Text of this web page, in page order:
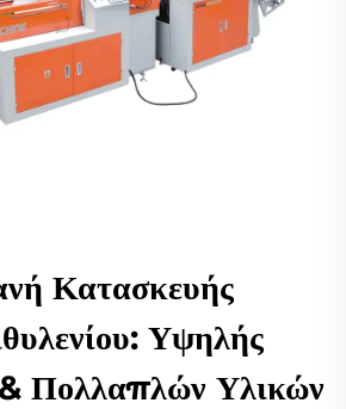
Κατασκευής
Υψηλής
Πολλαπλών Υλικών